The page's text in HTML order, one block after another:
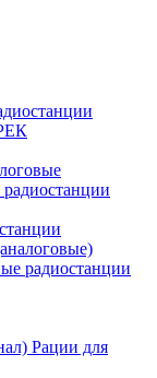
радиостанции
Рации для